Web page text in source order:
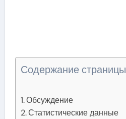
Содержание страницы
Обсуждение
Статистические данные